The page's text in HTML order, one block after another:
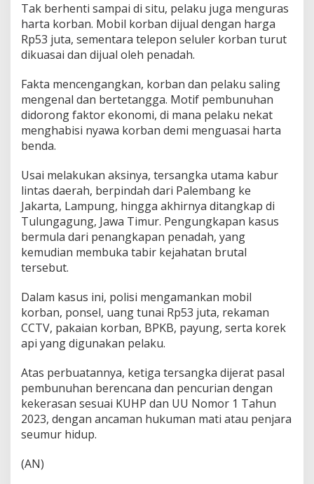
r
t
a
Tak berhenti sampai di situ, pelaku juga menguras
harta korban. Mobil korban dijual dengan harga
Rp53 juta, sementara telepon seluler korban turut
dikuasai dan dijual oleh penadah.
Fakta mencengangkan, korban dan pelaku saling
mengenal dan bertetangga. Motif pembunuhan
didorong faktor ekonomi, di mana pelaku nekat
menghabisi nyawa korban demi menguasai harta
benda.
Usai melakukan aksinya, tersangka utama kabur
lintas daerah, berpindah dari Palembang ke
Jakarta, Lampung, hingga akhirnya ditangkap di
Tulungagung, Jawa Timur. Pengungkapan kasus
bermula dari penangkapan penadah, yang
kemudian membuka tabir kejahatan brutal
tersebut.
Dalam kasus ini, polisi mengamankan mobil
korban, ponsel, uang tunai Rp53 juta, rekaman
CCTV, pakaian korban, BPKB, payung, serta korek
api yang digunakan pelaku.
Atas perbuatannya, ketiga tersangka dijerat pasal
pembunuhan berencana dan pencurian dengan
kekerasan sesuai KUHP dan UU Nomor 1 Tahun
2023, dengan ancaman hukuman mati atau penjara
seumur hidup.
(AN)